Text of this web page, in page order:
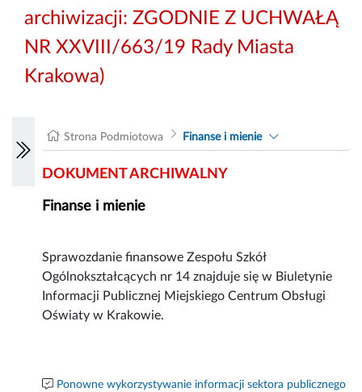
archiwizacji: ZGODNIE Z UCHWAŁĄ
NR XXVIII/663/19 Rady Miasta
Krakowa)
Strona Podmiotowa Finanse i mienie
DOKUMENT ARCHIWALNY
Finanse i mienie
Sprawozdanie finansowe Zespołu Szkół
Ogólnokształcących nr 14 znajduje się w Biuletynie
Informacji Publicznej Miejskiego Centrum Obsługi
Oświaty w Krakowie.
Ponowne wykorzystywanie informacji sektora publicznego